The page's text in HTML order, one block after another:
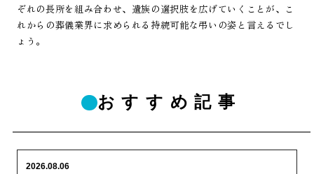
ぞれの長所を組み合わせ、遺族の選択肢を広げていくことが、こ
れからの葬儀業界に求められる持続可能な弔いの姿と言えるでし
ょう。
おすすめ記事
2026.08.06